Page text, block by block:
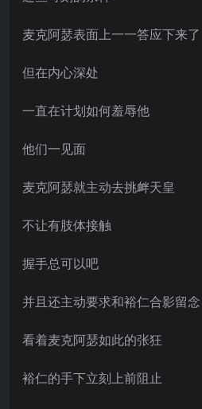
麦克阿瑟表面上一一答应下来了
但在内心深处
一直在计划如何羞辱他
他们一见面
麦克阿瑟就主动去挑衅天皇
不让有肢体接触
握手总可以吧
并且还主动要求和裕仁合影留念
看着麦克阿瑟如此的张狂
裕仁的手下立刻上前阻止